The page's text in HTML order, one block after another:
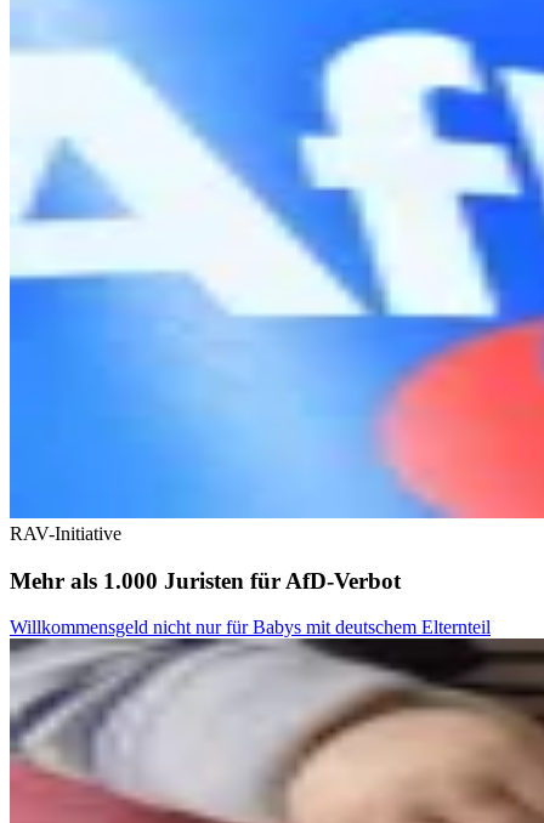
RAV-Initiative
Mehr als 1.000 Juristen für AfD-Verbot
Willkommensgeld nicht nur für Babys mit deutschem Elternteil